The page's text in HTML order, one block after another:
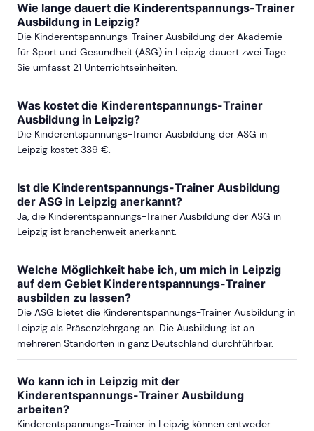
Wie lange dauert die Kinderentspannungs-Trainer
Ausbildung in Leipzig?
Die Kinderentspannungs-Trainer Ausbildung der Akademie
für Sport und Gesundheit (ASG) in Leipzig dauert zwei Tage.
Sie umfasst 21 Unterrichtseinheiten.
Was kostet die Kinderentspannungs-Trainer
Ausbildung in Leipzig?
Die Kinderentspannungs-Trainer Ausbildung der ASG in
Leipzig kostet 339 €.
Ist die Kinderentspannungs-Trainer Ausbildung
der ASG in Leipzig anerkannt?
Ja, die Kinderentspannungs-Trainer Ausbildung der ASG in
Leipzig ist branchenweit anerkannt.
Welche Möglichkeit habe ich, um mich in Leipzig
auf dem Gebiet Kinderentspannungs-Trainer
ausbilden zu lassen?
Die ASG bietet die Kinderentspannungs-Trainer Ausbildung in
Leipzig als Präsenzlehrgang an. Die Ausbildung ist an
mehreren Standorten in ganz Deutschland durchführbar.
Wo kann ich in Leipzig mit der
Kinderentspannungs-Trainer Ausbildung
arbeiten?
Kinderentspannungs-Trainer in Leipzig können entweder